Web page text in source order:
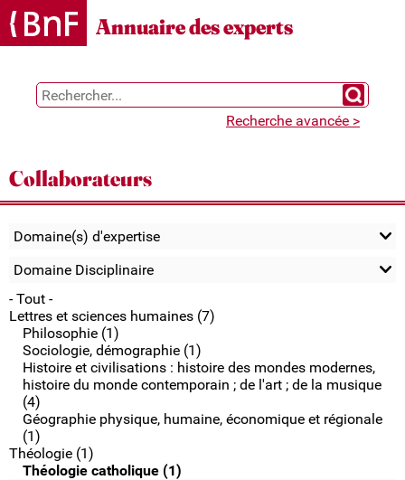
Gestion des cookies
Annuaire des experts
Chercher
Recherche avancée >
Collaborateurs
Domaine(s) d'expertise
Domaine Disciplinaire
- Tout -
Lettres et sciences humaines (7)
Philosophie (1)
Sociologie, démographie (1)
Histoire et civilisations : histoire des mondes modernes,
histoire du monde contemporain ; de l'art ; de la musique
(4)
Géographie physique, humaine, économique et régionale
(1)
Théologie (1)
Théologie catholique (1)